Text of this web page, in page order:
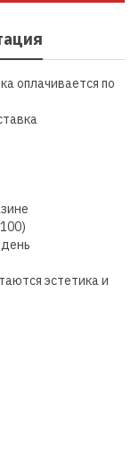
оплачивается по
эстетика и